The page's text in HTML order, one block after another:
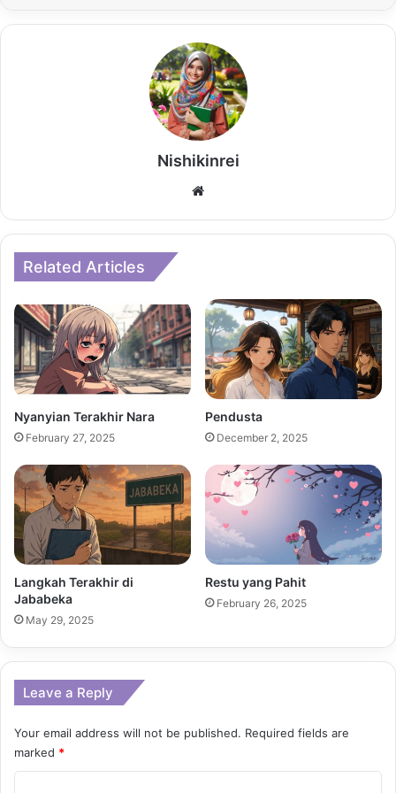
Nishikinrei
Related Articles
Nyanyian Terakhir Nara
February 27, 2025
Pendusta
December 2, 2025
Langkah Terakhir di
Jababeka
May 29, 2025
Restu yang Pahit
February 26, 2025
Leave a Reply
Your email address will not be published. Required fields are
marked *